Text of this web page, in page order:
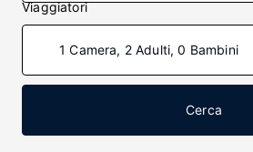
Viaggiatori
1 Camera, 2 Adulti, 0 Bambini
Cerca